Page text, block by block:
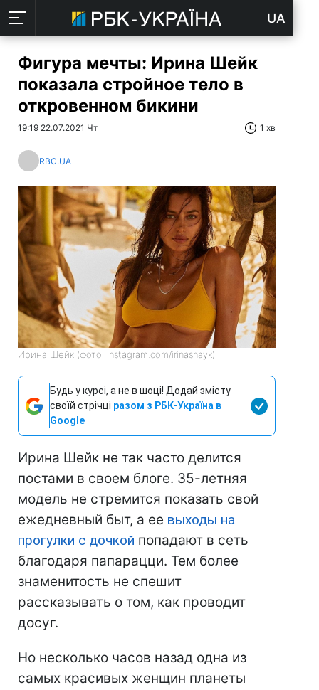
UA
Фигура мечты: Ирина Шейк
показала стройное тело в
откровенном бикини
19:19 22.07.2021 Чт 1 хв
RBC.UA
Ирина Шейк (фото: instagram.com/irinashayk)
Будь у курсі, а не в шоці! Додай змісту
своїй стрічці разом з РБК-Україна в
Google
Ирина Шейк не так часто делится
постами в своем блоге. 35-летняя
модель не стремится показать свой
ежедневный быт, а ее выходы на
прогулки с дочкой попадают в сеть
благодаря папарацци. Тем более
знаменитость не спешит
рассказывать о том, как проводит
досуг.
Но несколько часов назад одна из
самых красивых женщин планеты